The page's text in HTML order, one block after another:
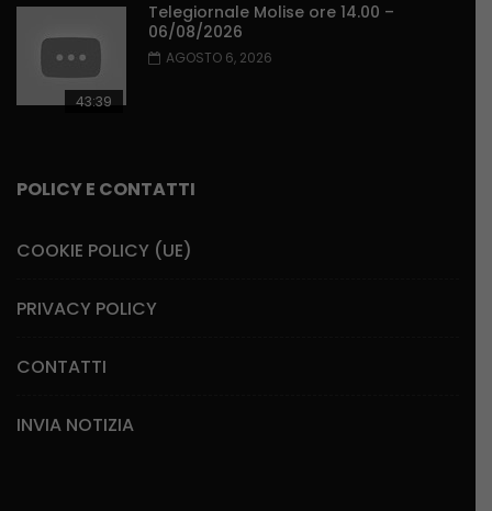
43:39
Telegiornale Molise ore 14.00 –
06/08/2026
AGOSTO 6, 2026
POLICY E CONTATTI
COOKIE POLICY (UE)
PRIVACY POLICY
CONTATTI
INVIA NOTIZIA